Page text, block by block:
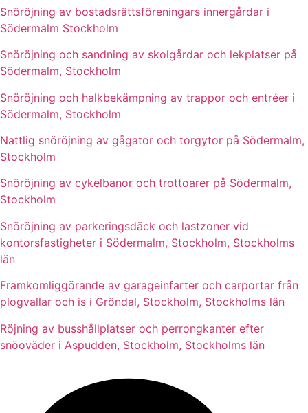
Snöröjning av bostadsrättsföreningars innergårdar i
Södermalm Stockholm
Snöröjning och sandning av skolgårdar och lekplatser på
Södermalm, Stockholm
Snöröjning och halkbekämpning av trappor och entréer i
Södermalm, Stockholm
Nattlig snöröjning av gågator och torgytor på Södermalm,
Stockholm
Snöröjning av cykelbanor och trottoarer på Södermalm,
Stockholm
Snöröjning av parkeringsdäck och lastzoner vid
kontorsfastigheter i Södermalm, Stockholm, Stockholms
län
Framkomliggörande av garageinfarter och carportar från
plogvallar och is i Gröndal, Stockholm, Stockholms län
Röjning av busshållplatser och perrongkanter efter
snöoväder i Aspudden, Stockholm, Stockholms län